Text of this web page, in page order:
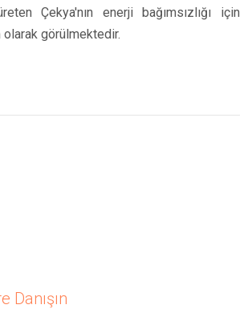
Çekya'nın enerji bağımsızlığı için
olarak görülmektedir.
Danışın